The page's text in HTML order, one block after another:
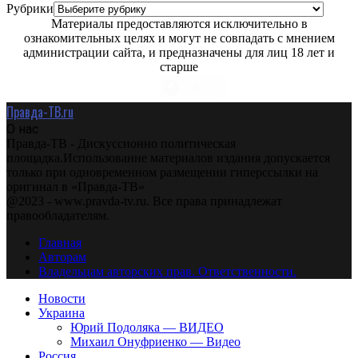
Рубрики
Материалы предоставляются исключительно в
ознакомительных целях и могут не совпадать с мнением
администрации сайта, и предназначены для лиц 18 лет и
старше
Правда-ТВ.ru
О нас
Правда-ТВ - Дискуссионно политическая
площадка.Использование материалов издания допускается
только при одновременном размещении гиперссылки на
оригинал в «Правда-ТВ»
@2023 - www.pravda-tv.ru. Все права принадлежат
правообладателям.
Главная
Авторам
Владельцам авторских прав. Ответственности.
Новости
Украина
Юрий Подоляка — ВИДЕО
Михаил Онуфриенко — Видео